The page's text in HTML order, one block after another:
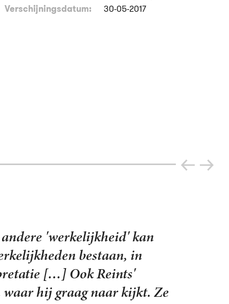
Verschijningsdatum:
30-05-2017
Ik ken niks wat er
inhoud, maar net niet
van het woord. En